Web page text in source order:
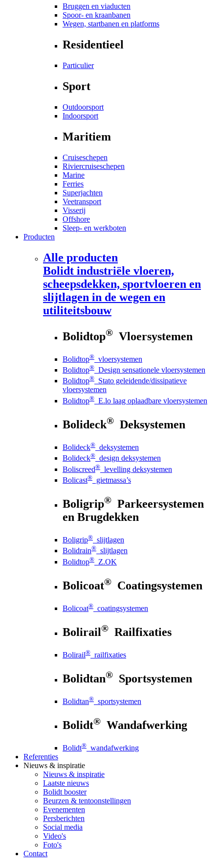
Bruggen en viaducten
Spoor- en kraanbanen
Wegen, startbanen en platforms
Residentieel
Particulier
Sport
Outdoorsport
Indoorsport
Maritiem
Cruiseschepen
Riviercruiseschepen
Marine
Ferries
Superjachten
Veetransport
Visserij
Offshore
Sleep- en werkboten
Producten
Alle producten
Bolidt industriële vloeren,
scheepsdekken, sportvloeren en
slijtlagen in de wegen en
utiliteitsbouw
Bolidtop® Vloersystemen
Bolidtop® vloersystemen
Bolidtop® Design sensationele vloersystemen
Bolidtop® Stato geleidende/dissipatieve
vloersystemen
Bolidtop® E.lo laag oplaadbare vloersystemen
Bolideck® Deksystemen
Bolideck® deksystemen
Bolideck® design deksystemen
Boliscreed® levelling deksystemen
Bolicast® gietmassa’s
Boligrip® Parkeersystemen
en Brugdekken
Boligrip® slijtlagen
Bolidrain® slijtlagen
Bolidtop® Z.OK
Bolicoat® Coatingsystemen
Bolicoat® coatingsystemen
Bolirail® Railfixaties
Bolirail® railfixaties
Bolidtan® Sportsystemen
Bolidtan® sportsystemen
Bolidt® Wandafwerking
Bolidt® wandafwerking
Referenties
Nieuws & inspiratie
Nieuws & inspiratie
Laatste nieuws
Bolidt booster
Beurzen & tentoonstellingen
Evenementen
Persberichten
Social media
Video's
Foto's
Contact